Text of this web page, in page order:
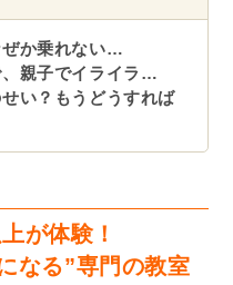
ぜか乗れない…
親子でイライラ…
い？もうどうすれば
が体験！
なる”専門の教室